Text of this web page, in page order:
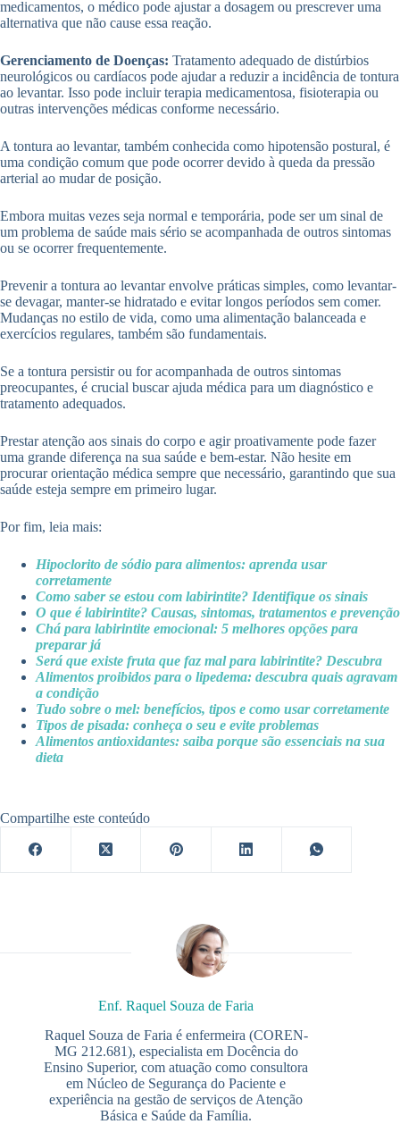
medicamentos, o médico pode ajustar a dosagem ou prescrever uma
alternativa que não cause essa reação.
Gerenciamento de Doenças: Tratamento adequado de distúrbios
neurológicos ou cardíacos pode ajudar a reduzir a incidência de tontura
ao levantar. Isso pode incluir terapia medicamentosa, fisioterapia ou
outras intervenções médicas conforme necessário.
A tontura ao levantar, também conhecida como hipotensão postural, é
uma condição comum que pode ocorrer devido à queda da pressão
arterial ao mudar de posição.
Embora muitas vezes seja normal e temporária, pode ser um sinal de
um problema de saúde mais sério se acompanhada de outros sintomas
ou se ocorrer frequentemente.
Prevenir a tontura ao levantar envolve práticas simples, como levantar-
se devagar, manter-se hidratado e evitar longos períodos sem comer.
Mudanças no estilo de vida, como uma alimentação balanceada e
exercícios regulares, também são fundamentais.
Se a tontura persistir ou for acompanhada de outros sintomas
preocupantes, é crucial buscar ajuda médica para um diagnóstico e
tratamento adequados.
Prestar atenção aos sinais do corpo e agir proativamente pode fazer
uma grande diferença na sua saúde e bem-estar. Não hesite em
procurar orientação médica sempre que necessário, garantindo que sua
saúde esteja sempre em primeiro lugar.
Por fim, leia mais:
Hipoclorito de sódio para alimentos: aprenda usar
corretamente
Como saber se estou com labirintite? Identifique os sinais
O que é labirintite? Causas, sintomas, tratamentos e prevenção
Chá para labirintite emocional: 5 melhores opções para
preparar já
Será que existe fruta que faz mal para labirintite? Descubra
Alimentos proibidos para o lipedema: descubra quais agravam
a condição
Tudo sobre o mel: benefícios, tipos e como usar corretamente
Tipos de pisada: conheça o seu e evite problemas
Alimentos antioxidantes: saiba porque são essenciais na sua
dieta
Compartilhe este conteúdo
Enf. Raquel Souza de Faria
Raquel Souza de Faria é enfermeira (COREN-
MG 212.681), especialista em Docência do
Ensino Superior, com atuação como consultora
em Núcleo de Segurança do Paciente e
experiência na gestão de serviços de Atenção
Básica e Saúde da Família.